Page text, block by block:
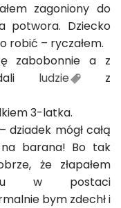
zagoniony do
potwora. Dziecko
robić – ryczałem.
zabobonnie a z
ludzie
z
3-latka.
mógł całą
barana! Bo tak
że złapałem
w postaci
bym zdechł i